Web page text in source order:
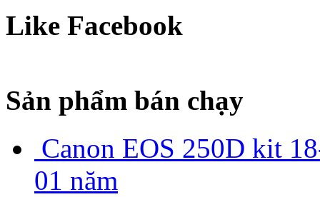
Like Facebook
Sản phẩm bán chạy
Canon EOS 250D kit
01 năm